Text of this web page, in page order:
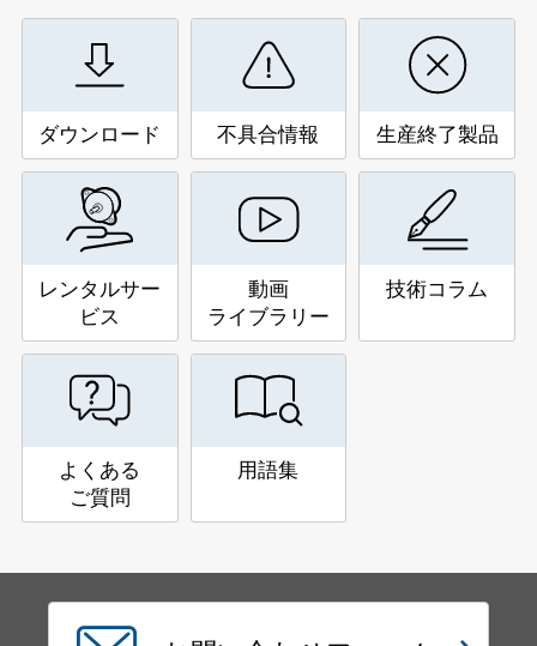
ダウンロード 不具合情報 生産終了製品
レンタルサー
ビス
動画
ライブラリー
技術コラム
よくある
ご質問
用語集